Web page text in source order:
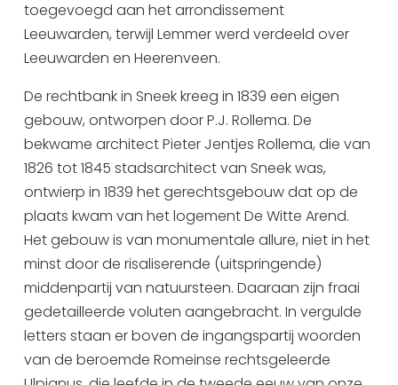
Uitgaan in Sneek
Overnachten in Sneek
De leukste routes
Interactieve plattegrond van Sneek
Winkelen in Sneek
Bootverhuur
toegevoegd aan het arrondissement
Leeuwarden, terwijl Lemmer werd verdeeld over
Leeuwarden en Heerenveen.
De rechtbank in Sneek kreeg in 1839 een eigen
gebouw, ontworpen door P.J. Rollema. De
bekwame architect Pieter Jentjes Rollema, die van
1826 tot 1845 stadsarchitect van Sneek was,
ontwierp in 1839 het gerechtsgebouw dat op de
plaats kwam van het logement De Witte Arend.
Het gebouw is van monumentale allure, niet in het
minst door de risaliserende (uitspringende)
middenpartij van natuursteen. Daaraan zijn fraai
gedetailleerde voluten aangebracht. In vergulde
letters staan er boven de ingangspartij woorden
van de beroemde Romeinse rechtsgeleerde